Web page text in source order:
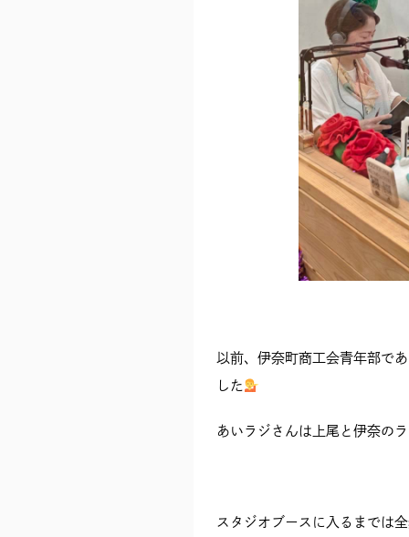
以前、伊奈町商工会青年部で
した
あいラジさんは上尾と伊奈の
スタジオブースに入るまでは